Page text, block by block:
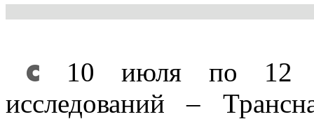
10 июля по 12
исследований –